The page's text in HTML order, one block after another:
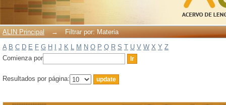
ALIN Principal →
Filtrar por: Materia
A B C D E F G H J K L M N O P Q R S T U V W X Y Z
Comienza por
Resultados por página: